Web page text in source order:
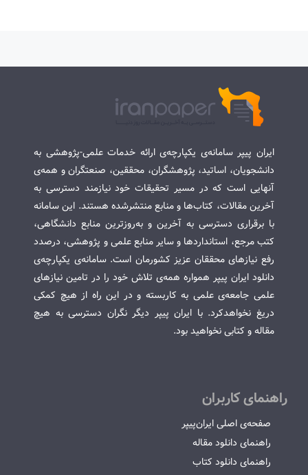
ایران پیپر سامانه‌ی یکپارچه‌ی ارائه خدمات علمی-پژوهشی به
دانشجویان، اساتید، پژوهشگران، محققین، صنعتگران و همه‌ی
آنهایی است که در مسیر تحقیقات خود نیازمند دسترسی به
آخرین مقالات، کتاب‌ها و منابع منتشرشده هستند. این سامانه
با برقراری دسترسی به آخرین و به‌روزترین منابع دانشگاهی،
کتب مرجع، استانداردها و سایر منابع علمی و پژوهشی، درصدد
رفع نیازهای محققان عزیز کشورمان است. سامانه‌ی یکپارچه‌ی
دانلود ایران پیپر همواره همه‌ی تلاش خود را در تامین نیازهای
علمی جامعه‌ی علمی به کاربسته و در این راه از هیچ کمکی
دریغ نخواهدکرد. با ایران پیپر دیگر نگران دسترسی به هیچ
مقاله و کتابی نخواهید بود.
راهنمای کاربران
صفحه‌ی اصلی ایران‌پیپر
راهنمای دانلود مقاله
راهنمای دانلود کتاب